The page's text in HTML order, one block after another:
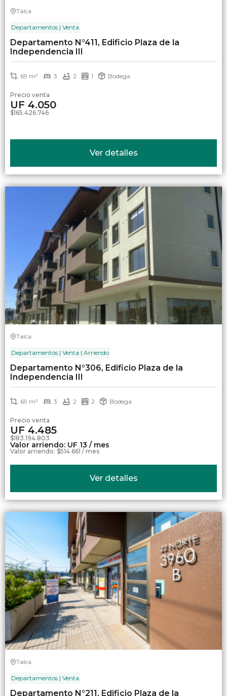
Talca
Departamentos | Venta
Departamento N°411, Edificio Plaza de la
Independencia III
69 m² 3 2 1 Bodega
Precio venta
UF 4.050
$165.426.746
Ver detalles
Talca
Departamentos | Venta | Arriendo
Departamento N°306, Edificio Plaza de la
Independencia III
69 m² 3 2 2 Bodega
Precio venta
UF 4.485
$183.194.803
Valor arriendo: UF 13 / mes
Valor arriendo: $514.661 / mes
Ver detalles
Talca
Departamentos | Venta
Departamento N°211, Edificio Plaza de la